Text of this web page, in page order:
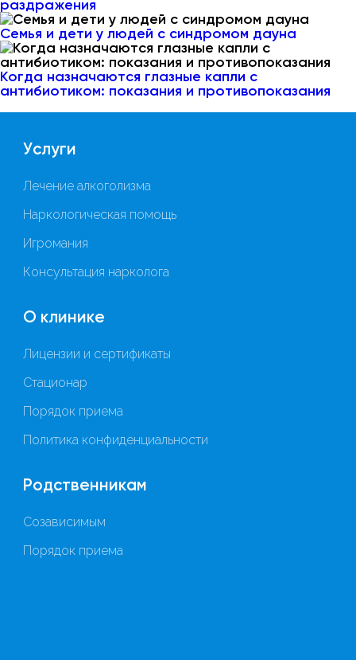
раздражения
Семья и дети у людей с синдромом дауна
Когда назначаются глазные капли с
антибиотиком: показания и противопоказания
Услуги
Лечение алкоголизма
Наркологическая помощь
Игромания
Консультация нарколога
О клинике
Лицензии и сертификаты
Стационар
Порядок приема
Политика конфиденциальности
Родственникам
Созависимым
Порядок приема